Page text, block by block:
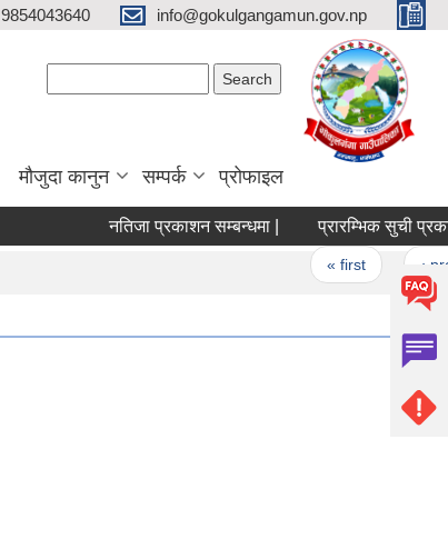
9854043640 info@gokulgangamun.gov.np
मौजुदा कानुन सम्पर्क प्रोफाइल
नतिजा प्रकाशन सम्बन्धमा | प्रारम्भिक सुची प्रकाशन
« first ‹